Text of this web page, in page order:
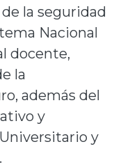
la seguridad
Nacional
docente,
la
además del
y
y